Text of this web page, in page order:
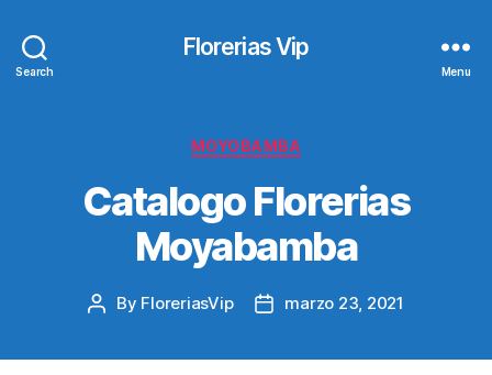
Search
Florerias Vip
Menu
Categories
MOYOBAMBA
Catalogo Florerias
Moyabamba
Post
By FloreriasVip
Postmarzo 23, 2021